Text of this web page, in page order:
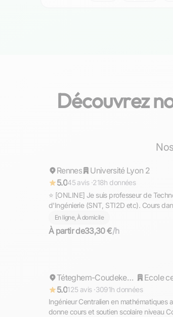
Découvrez
Répond rapidement
Rennes
Université Lyon 2
5.045 avis ·218h données
⭐ [ONLINE] Je suis professeur de
d'Ingénierie (SNT, STI2D etc). Cours
scientifiques (technologie, sciences et
mathématiques, physique et chimie, EPI.
En ligne, À domicile
À partir de33,30 €/h
Répond rapidement Téteghem-Coudekerque-Village
Ecole
5.0125 avis ·3091h données
Ingénieur Centralien en mathématiques
donne cours et soutien scolaire niveau